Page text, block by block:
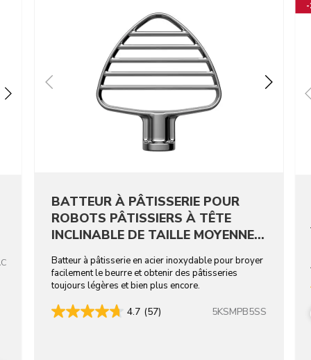
BATTEUR À PÂTISSERIE POUR
ROBOTS PÂTISSIERS À TÊTE
INCLINABLE DE TAILLE MOYENNE -
ACIER INOXYDABLE
Batteur à pâtisserie en acier inoxydable pour broyer
facilement le beurre et obtenir des pâtisseries
toujours légères et bien plus encore.
4.7 (57) 5KSMPB5SS
-